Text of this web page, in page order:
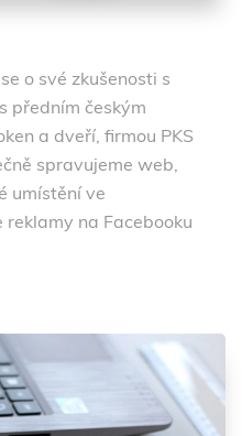
o své zkušenosti s
předním českým
a dveří, firmou PKS
spravujeme web,
umístění ve
na Facebooku